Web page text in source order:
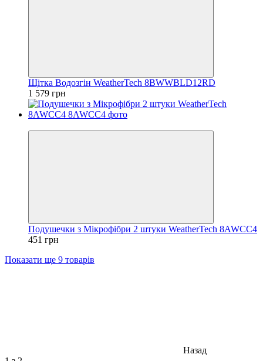
Щітка Водозгін WeatherTech 8BWWBLD12RD
1 579 грн
Подушечки з Мікрофібри 2 штуки WeatherTech 8AWCC4
451 грн
Показати ще 9 товарів
Назад